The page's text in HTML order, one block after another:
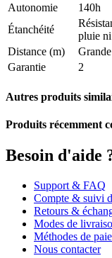
Autonomie
140h
Étanchéité
pluie
Distance (m)
Garantie
2
Autres produits
Produits récemment
Besoin d'aide
Support & FAQ
Compte & suivi
Retours &
Modes de
Méthodes de
Nous contacter